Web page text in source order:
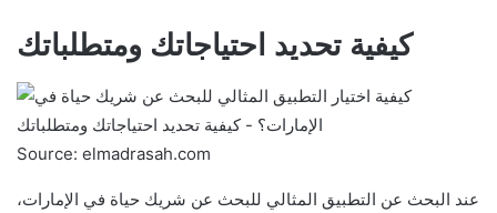
كيفية تحديد احتياجاتك ومتطلباتك
Source: elmadrasah.com
عند البحث عن التطبيق المثالي للبحث عن شريك حياة في الإمارات،